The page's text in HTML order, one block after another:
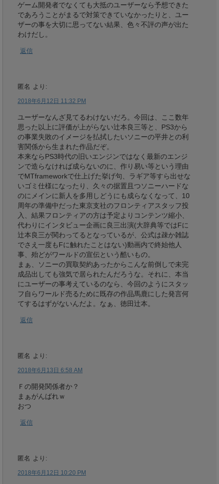
ゲーム開発者でなくても大抵のユーザーなら予想できた
であろうことがまるで対策できていなかったりと、ユー
ザーの事を大切に思ってない結果、色々不評の声が出た
わけだし。
返信
匿名 より:
2018年6月12日 11:32 PM
ユーザーなんざ見てるわけないだろ。今回は、ここ数年
思った以上に評価が上がらない辻本良三等と、PS3から
の事業失敗のイメージを払拭したいソニーの平井との利
害関係から生まれた作品だぞ。
本来ならPS3時代の旧いエンジンではなく最新のエンジ
ンで造らなければ成らないのに、作り易い等という理由
でMTframeworkで仕上げた挙げ句、ラギア等すら出せな
いゴミ仕様になったり、久々の据置且つソニーハードな
のにメインに新人を多用しどうにも成らなくなって、10
周年の準備中だった東京支社のフロンティアスタッフ投
入、結果フロンティアの方は予定よりコンテンツ縮小、
代わりにインタビュー企画に良三出演(大辞典等ではFに
辻本良三が関わってるとなっているが、公式は疎か雑誌
でさえ一度もFに触れたことはない)動画内で終始他人
事、殆どがワールドの宣伝という酷いもの。
まぁ、ソニーの買取契約あったからこんな前倒しで未完
成品出しても強気で居られたんだろうな。それに、本当
にユーザーの事考えているのなら、今回のようにスタッ
フ自らワールド売るために既存の作品馬鹿にした発言何
てするはずがないんだよ。なぁ、徳田辻本。
返信
匿名 より:
2018年6月13日 6:58 AM
Ｆの開発関係者か？
まぁがんばれｗ
おつ
返信
匿名 より:
2018年6月12日 10:20 PM